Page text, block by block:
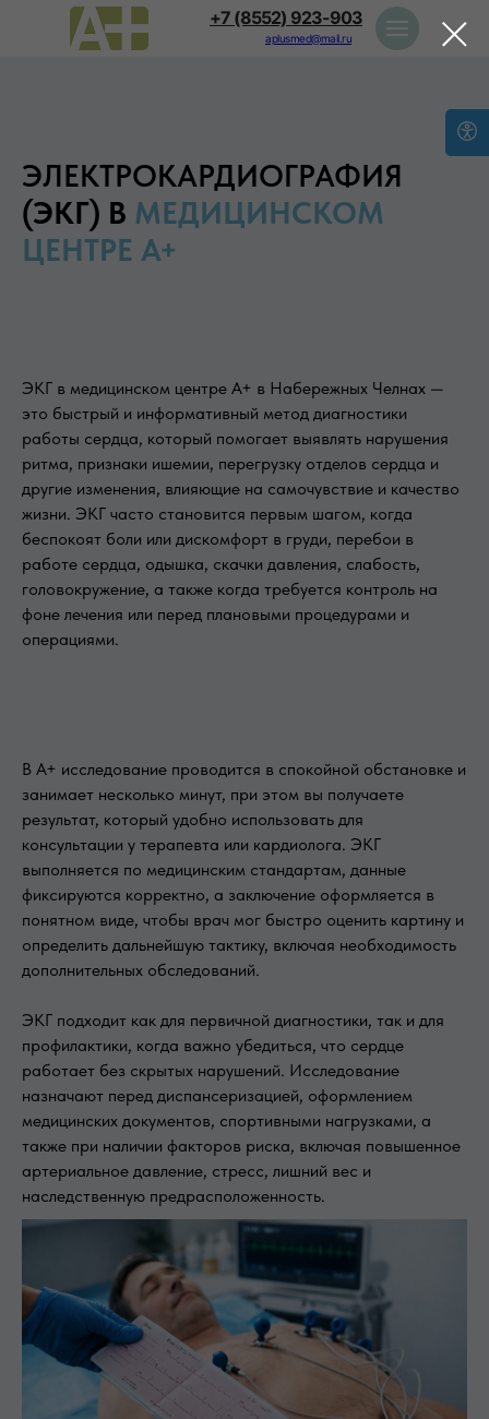
+7 (8552) 923-903
aplusmed@mail.ru
ЭЛЕКТРОКАРДИОГРАФИЯ
(ЭКГ) В МЕДИЦИНСКОМ
ЦЕНТРЕ А+
ЭКГ в медицинском центре А+ в Набережных Челнах —
это быстрый и информативный метод диагностики
работы сердца, который помогает выявлять нарушения
ритма, признаки ишемии, перегрузку отделов сердца и
другие изменения, влияющие на самочувствие и качество
жизни. ЭКГ часто становится первым шагом, когда
беспокоят боли или дискомфорт в груди, перебои в
работе сердца, одышка, скачки давления, слабость,
головокружение, а также когда требуется контроль на
фоне лечения или перед плановыми процедурами и
операциями.
В А+ исследование проводится в спокойной обстановке и
занимает несколько минут, при этом вы получаете
результат, который удобно использовать для
консультации у терапевта или кардиолога. ЭКГ
выполняется по медицинским стандартам, данные
фиксируются корректно, а заключение оформляется в
понятном виде, чтобы врач мог быстро оценить картину и
определить дальнейшую тактику, включая необходимость
дополнительных обследований.
ЭКГ подходит как для первичной диагностики, так и для
профилактики, когда важно убедиться, что сердце
работает без скрытых нарушений. Исследование
назначают перед диспансеризацией, оформлением
медицинских документов, спортивными нагрузками, а
также при наличии факторов риска, включая повышенное
артериальное давление, стресс, лишний вес и
наследственную предрасположенность.